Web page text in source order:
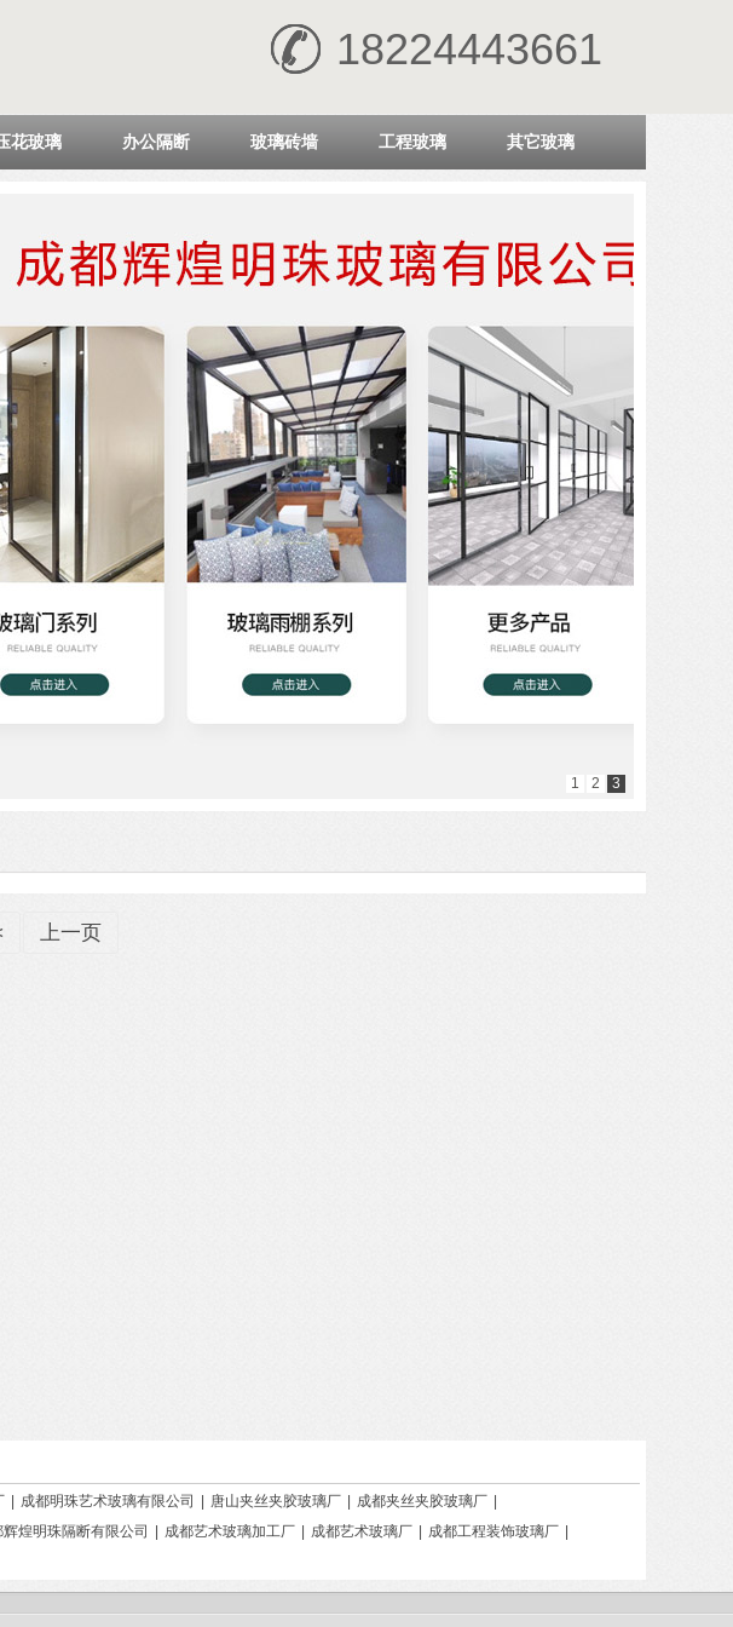
18224443661
花玻璃 办公隔断 玻璃砖墙 工程玻璃 其它玻璃
1 2 3
上一页
成都明珠艺术玻璃有限公司 唐山夹丝夹胶玻璃厂 成都夹丝夹胶玻璃厂
辉煌明珠隔断有限公司 成都艺术玻璃加工厂 成都艺术玻璃厂 成都工程装饰玻璃厂